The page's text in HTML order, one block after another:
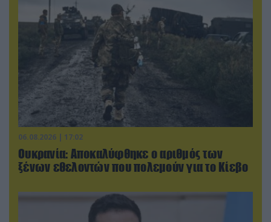
06.08.2026 | 17:02
Ουκρανία: Αποκαλύφθηκε ο αριθμός των
ξένων εθελοντών που πολεμούν για το Κίεβο